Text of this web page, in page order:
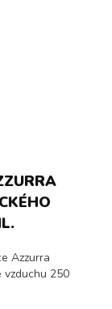
Azzurra
vzduchu 250